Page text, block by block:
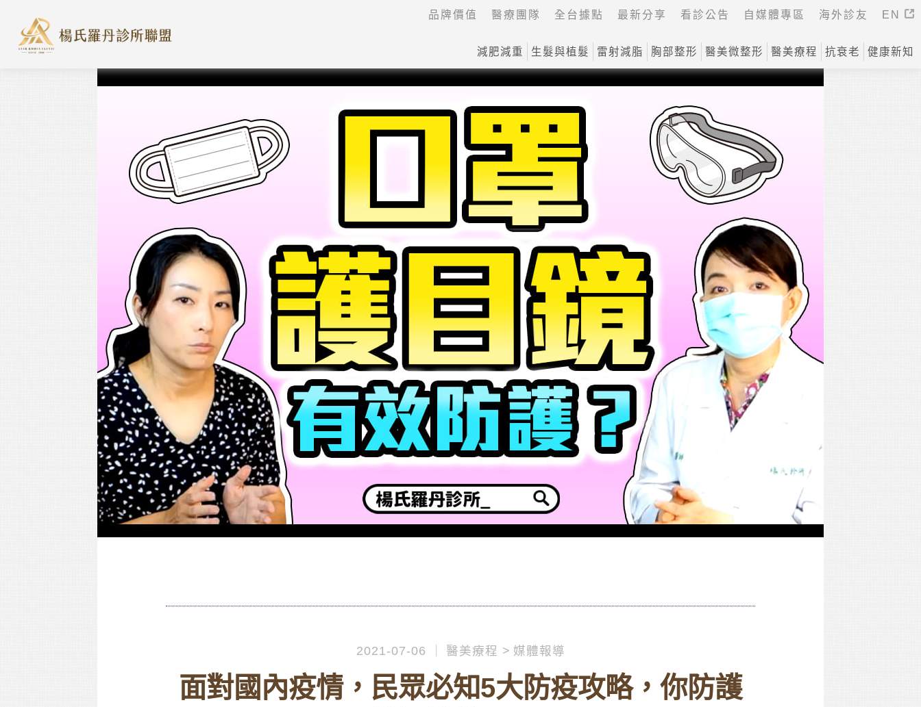
2021-07-06 醫美療程 媒體報導
面對國內疫情，民眾必知5大防疫攻略，你防護
品牌價值 醫療團隊 全台據點 最新分享 看診公告 自媒體專區 海外診友 EN
減肥減重 生髮與植髮 雷射減脂 胸部整形 醫美微整形 醫美療程 抗衰老 健康新知